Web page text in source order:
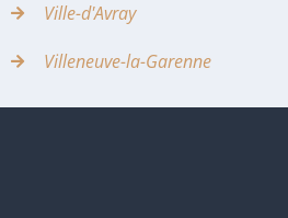
Ville-d'Avray
Villeneuve-la-Garenne